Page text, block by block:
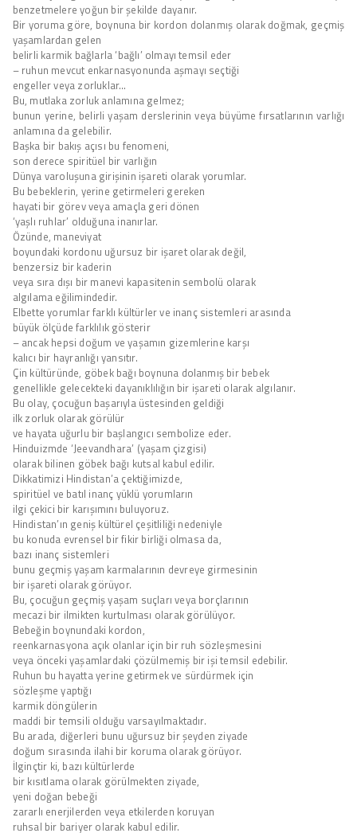
benzetmelere yoğun bir şekilde dayanır.
Bir yoruma göre, boynuna bir kordon dolanmış olarak doğmak, geçmiş
yaşamlardan gelen
belirli karmik bağlarla ‘bağlı’ olmayı temsil eder
– ruhun mevcut enkarnasyonunda aşmayı seçtiği
engeller veya zorluklar…
Bu, mutlaka zorluk anlamına gelmez;
bunun yerine, belirli yaşam derslerinin veya büyüme fırsatlarının varlığı
anlamına da gelebilir.
Başka bir bakış açısı bu fenomeni,
son derece spiritüel bir varlığın
Dünya varoluşuna girişinin işareti olarak yorumlar.
Bu bebeklerin, yerine getirmeleri gereken
hayati bir görev veya amaçla geri dönen
‘yaşlı ruhlar’ olduğuna inanırlar.
Özünde, maneviyat
boyundaki kordonu uğursuz bir işaret olarak değil,
benzersiz bir kaderin
veya sıra dışı bir manevi kapasitenin sembolü olarak
algılama eğilimindedir.
Elbette yorumlar farklı kültürler ve inanç sistemleri arasında
büyük ölçüde farklılık gösterir
– ancak hepsi doğum ve yaşamın gizemlerine karşı
kalıcı bir hayranlığı yansıtır.
Çin kültüründe, göbek bağı boynuna dolanmış bir bebek
genellikle gelecekteki dayanıklılığın bir işareti olarak algılanır.
Bu olay, çocuğun başarıyla üstesinden geldiği
ilk zorluk olarak görülür
ve hayata uğurlu bir başlangıcı sembolize eder.
Hinduizmde ‘Jeevandhara’ (yaşam çizgisi)
olarak bilinen göbek bağı kutsal kabul edilir.
Dikkatimizi Hindistan’a çektiğimizde,
spiritüel ve batıl inanç yüklü yorumların
ilgi çekici bir karışımını buluyoruz.
Hindistan’ın geniş kültürel çeşitliliği nedeniyle
bu konuda evrensel bir fikir birliği olmasa da,
bazı inanç sistemleri
bunu geçmiş yaşam karmalarının devreye girmesinin
bir işareti olarak görüyor.
Bu, çocuğun geçmiş yaşam suçları veya borçlarının
mecazi bir ilmikten kurtulması olarak görülüyor.
Bebeğin boynundaki kordon,
reenkarnasyona açık olanlar için bir ruh sözleşmesini
veya önceki yaşamlardaki çözülmemiş bir işi temsil edebilir.
Ruhun bu hayatta yerine getirmek ve sürdürmek için
sözleşme yaptığı
karmik döngülerin
maddi bir temsili olduğu varsayılmaktadır.
Bu arada, diğerleri bunu uğursuz bir şeyden ziyade
doğum sırasında ilahi bir koruma olarak görüyor.
İlginçtir ki, bazı kültürlerde
bir kısıtlama olarak görülmekten ziyade,
yeni doğan bebeği
zararlı enerjilerden veya etkilerden koruyan
ruhsal bir bariyer olarak kabul edilir.